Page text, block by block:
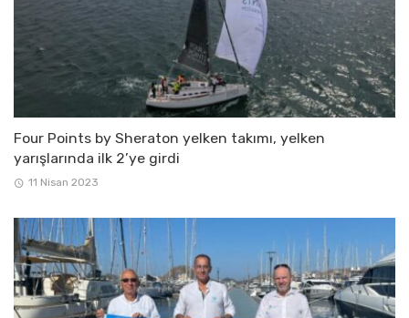
Four Points by Sheraton yelken takımı, yelken
yarışlarında ilk 2’ye girdi
11 Nisan 2023